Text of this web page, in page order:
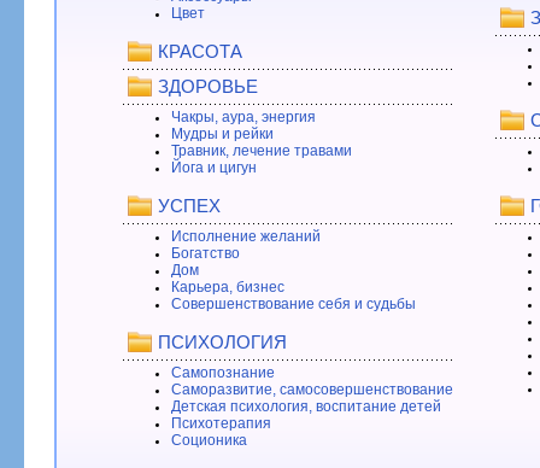
Цвет
КРАСОТА
ЗДОРОВЬЕ
Чакры, аура, энергия
Мудры и рейки
Травник, лечение травами
Йога и цигун
УСПЕХ
Исполнение желаний
Богатство
Дом
Карьера, бизнес
Совершенствование себя и судьбы
ПСИХОЛОГИЯ
Самопознание
Саморазвитие, самосовершенствование
Детская психология, воспитание детей
Психотерапия
Соционика